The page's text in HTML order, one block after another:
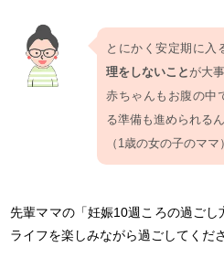
とにかく安定期に入
理をしないこと が大
赤ちゃんもお腹の中
る準備も進められる
（1歳の女の子のママ）
先輩ママの「妊娠10週ころの過ごし
ライフを楽しみながら過ごしてくだ